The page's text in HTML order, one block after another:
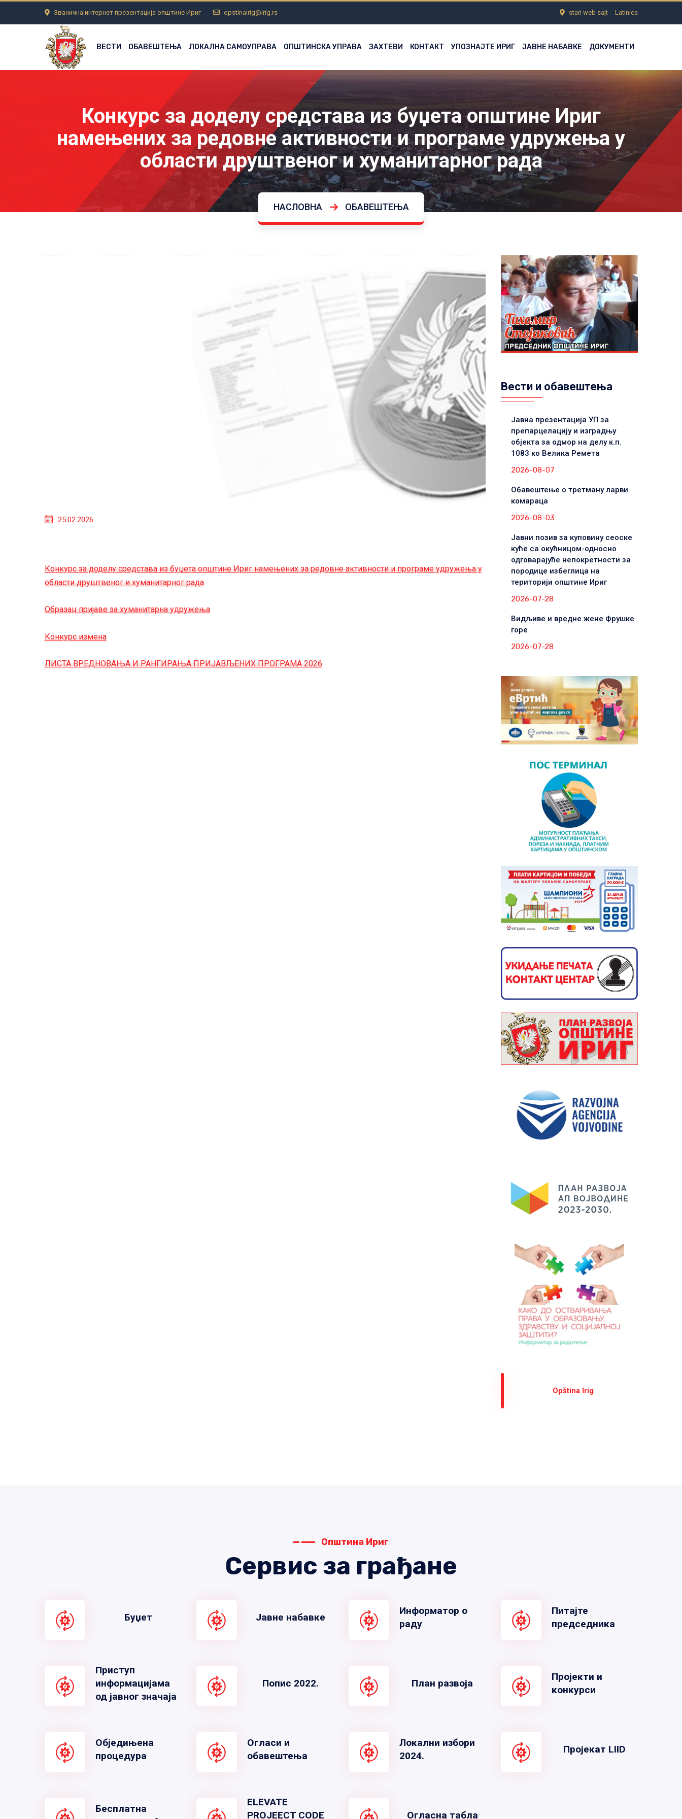
Званична интернет презентација општине Ириг opstinairig@irig.rs stari web sajt Latinica
ВЕСТИ ОБАВЕШТЕЊА ЛОКАЛНА САМОУПРАВА ОПШТИНСКА УПРАВА ЗАХТЕВИ КОНТАКТ УПОЗНАЈТЕ ИРИГ ЈАВНЕ НАБАВКЕ ДОКУМЕНТИ
Конкурс за доделу средстава из буџета општине Ириг
намењених за редовне активности и програме удружења у
области друштвеног и хуманитарног рада
НАСЛОВНА ОБАВЕШТЕЊА
25.02.2026.
Конкурс за доделу средстава из буџета општине Ириг намењених за редовне активности и програме удружења у
области друштвеног и хуманитарног рада
Образац пријаве за хуманитарна удружења
Конкурс измена
ЛИСТА ВРЕДНОВАЊА И РАНГИРАЊА ПРИЈАВЉЕНИХ ПРОГРАМА 2026
Вести и обавештења
Јавна презентација УП за
препарцелацију и изградњу
објекта за одмор на делу к.п.
1083 ко Велика Ремета
2026-08-07
Обавештење о третману ларви
комараца
2026-08-03
Јавни позив за куповину сеоске
куће са окућницом-односно
одговарајуће непокретности за
породице избеглица на
територији општине Ириг
2026-07-28
Видљиве и вредне жене Фрушке
горе
2026-07-28
Оpština Irig
Општина Ириг
Сервис за грађане
Буџет Јавне набавке
Информатор о
раду
Питајте
председника
Приступ
информацијама
од јавног значаја
Попис 2022. План развоја
Пројекти и
конкурси
Обједињена
процедура
Огласи и
обавештења
Локални избори
2024.
Пројекат LIID
Бесплатна
ELEVATE
PROJEECT CODE
Огласна табла